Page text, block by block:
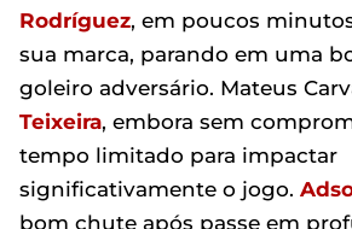
Rodríguez, em poucos
sua marca, parando em uma
goleiro adversário. Mateus
Teixeira, embora sem
tempo limitado para impactar
significativamente o jogo.
bom chute após passe em